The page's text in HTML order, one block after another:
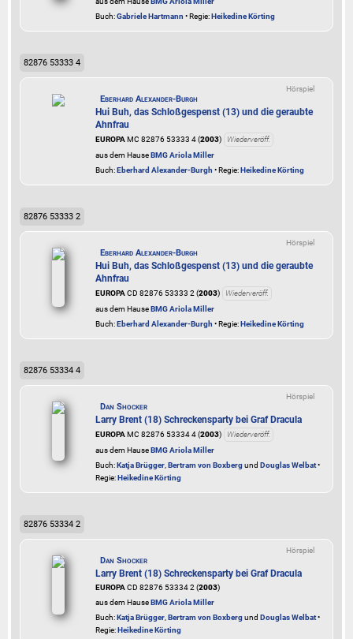
Buch:Gabriele Hartmann • Regie:Heikedine Körting
82876 53333 4
Hörspiel
Eberhard Alexander-Burgh
Hui Buh, das Schloßgespenst (13) und die geraubte
Ahnfrau
EUROPAMC 82876 53333 4 (2003)
Wiederveröff.
aus dem HauseBMG Ariola Miller
Buch:Eberhard Alexander-Burgh • Regie:Heikedine Körting
82876 53333 2
Hörspiel
Eberhard Alexander-Burgh
Hui Buh, das Schloßgespenst (13) und die geraubte
Ahnfrau
EUROPACD 82876 53333 2 (2003)
Wiederveröff.
aus dem HauseBMG Ariola Miller
Buch:Eberhard Alexander-Burgh • Regie:Heikedine Körting
82876 53334 4
Hörspiel
Dan Shocker
Larry Brent (18) Schreckensparty bei Graf Dracula
EUROPAMC 82876 53334 4 (2003)
Wiederveröff.
aus dem HauseBMG Ariola Miller
Buch:Katja Brügger,Bertram von Boxbergund Douglas Welbat•
Regie:Heikedine Körting
82876 53334 2
Hörspiel
Dan Shocker
Larry Brent (18) Schreckensparty bei Graf Dracula
EUROPACD 82876 53334 2 (2003)
aus dem HauseBMG Ariola Miller
Buch:Katja Brügger,Bertram von Boxbergund Douglas Welbat•
Regie:Heikedine Körting